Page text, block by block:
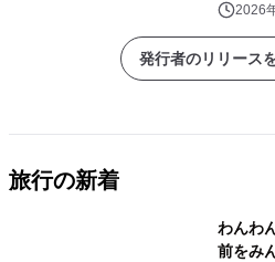
2026
発行者のリリース
旅行の新着
わんわ
前をみ